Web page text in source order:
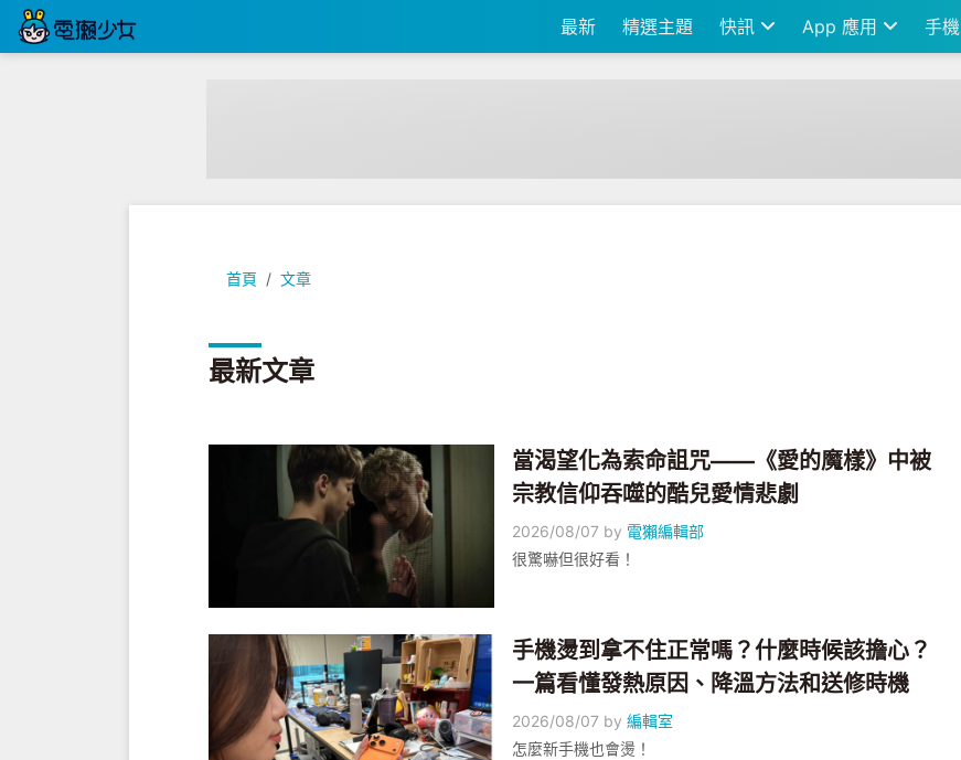
最新 精選主題 快訊 App 應用 手機
首頁 文章
最新文章
當渴望化為索命詛咒——《愛的魔樣》中被
宗教信仰吞噬的酷兒愛情悲劇
2026/08/07 by 電獺編輯部
很驚嚇但很好看！
手機燙到拿不住正常嗎？什麼時候該擔心？
一篇看懂發熱原因、降溫方法和送修時機
2026/08/07 by編輯室
怎麼新手機也會燙！